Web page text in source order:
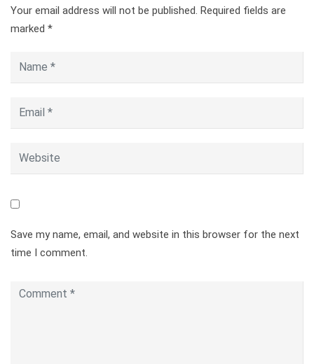
Your email address will not be published. Required fields are
marked *
Save my name, email, and website in this browser for the next
time I comment.